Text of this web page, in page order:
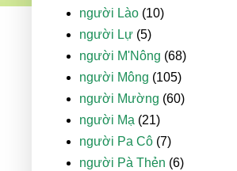
người Lào (10)
người Lự (5)
người M'Nông (68)
người Mông (105)
người Mường (60)
người Mạ (21)
người Pa Cô (7)
người Pà Thẻn (6)